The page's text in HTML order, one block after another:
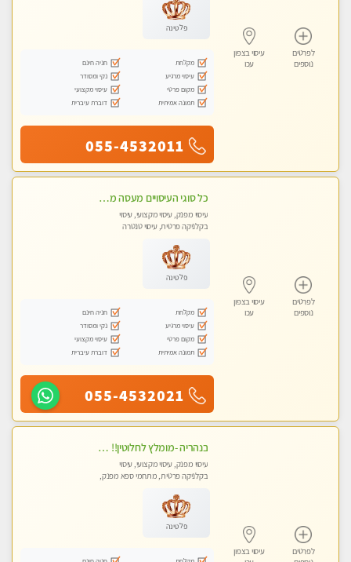
לפרטים
נוספים
עיסוי בצפון
עכו
פלטינה
מקלחת
חניה חינם
עיסוי מרגיע
נקי ומסודר
מקום פרטי
עיסוי מקצועי
תמונה אמיתית
דוברת עיברית
055-4532011
לפרטים
נוספים
עיסוי בצפון
עכו
כל סוגי העיסויים מעסה מקצועית ואיכותית פרטי!!
עיסוי מפנק, עיסוי מקצועי, עיסוי
בקלניקה פרטית, עיסוי טנטרה
פלטינה
מקלחת
חניה חינם
עיסוי מרגיע
נקי ומסודר
מקום פרטי
עיסוי מקצועי
תמונה אמיתית
דוברת עיברית
055-4532021
לפרטים
עיסוי בצפון
בנהריה -מומלץ לחלוטין!! מעסה יפה איכותית מקצועית ומפנקת מאוד פרטי מומלץ בחום
עיסוי מפנק, עיסוי מקצועי, עיסוי
בקלניקה פרטית, מתחמי ספא מפנק,
פלטינה